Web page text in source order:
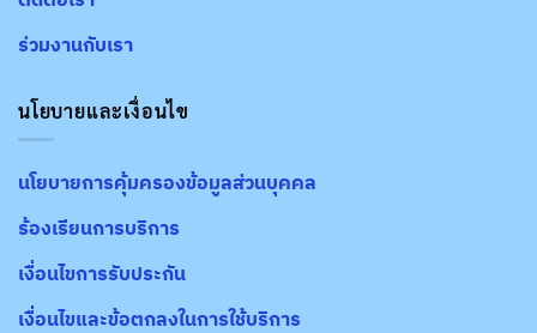
ร่วมงานกับเรา
นโยบายและเงื่อนไข
นโยบายการคุ้มครองข้อมูลส่วนบุคคล
ร้องเรียนการบริการ
เงื่อนไขการรับประกัน
เงื่อนไขและข้อตกลงในการใช้บริการ